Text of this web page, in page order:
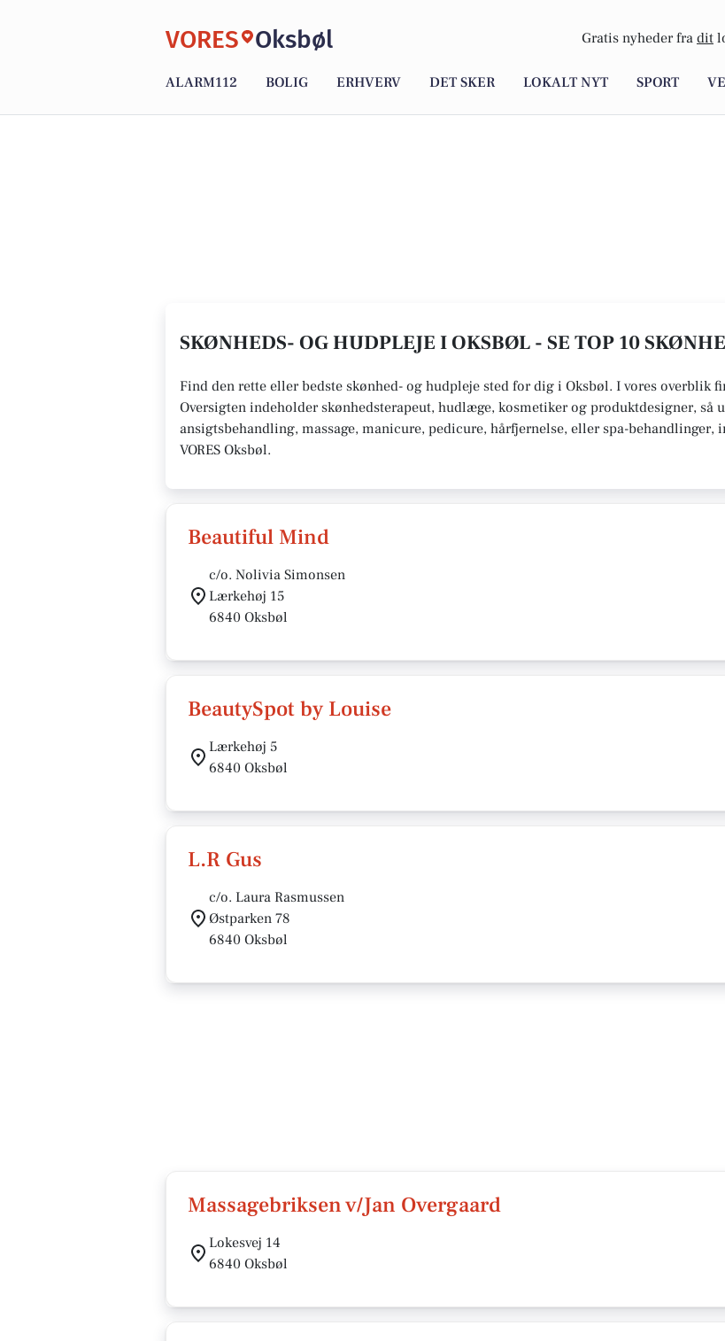
VORES Oksbøl Gratis nyheder fra dit
ALARM112 BOLIG ERHVERV DET SKER LOKALT NYT SPORT
SKØNHEDS- OG HUDPLEJE I OKSBØL - SE TOP 10
Find den rette eller bedste skønhed- og hudpleje sted for dig i Oksbøl. I vores overblik
Oversigten indeholder skønhedsterapeut, hudlæge, kosmetiker og produktdesigner, så
ansigtsbehandling, massage, manicure, pedicure, hårfjernelse, eller spa-
VORES Oksbøl.
Beautiful Mind
c/o. Nolivia Simonsen
Lærkehøj 15
6840 Oksbøl
BeautySpot by Louise
Lærkehøj 5
6840 Oksbøl
L.R Gus
c/o. Laura Rasmussen
Østparken 78
6840 Oksbøl
Massagebriksen v/Jan Overgaard
Lokesvej 14
6840 Oksbøl